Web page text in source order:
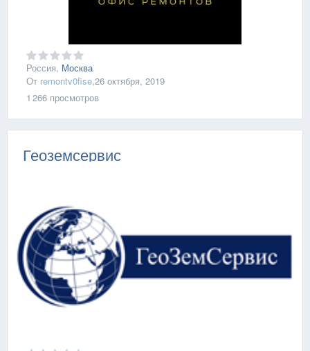
Россия, Москва
От remontv0fise,26 октября, 2019
1 266 просмотров
Геоземсервис